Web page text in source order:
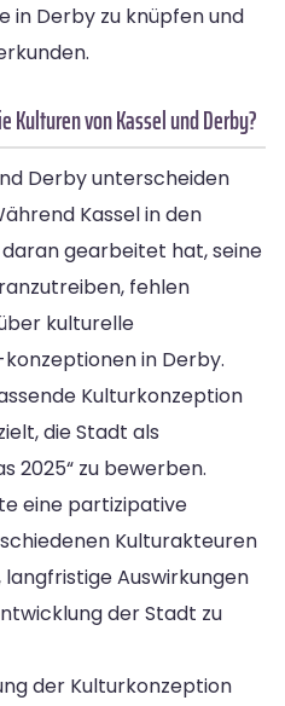
in Derby zu knüpfen und
von Kassel und Derby?
Derby unterscheiden
Kassel in den
gearbeitet hat, seine
fehlen
kulturelle
in Derby.
Kulturkonzeption
die Stadt als
2025“ zu bewerben.
eine partizipative
Kulturakteuren
langfristige Auswirkungen
der Stadt zu
der Kulturkonzeption